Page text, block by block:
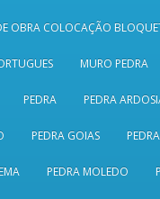
OBRA COLOCAÇÃO
MURO PEDRA
PEDRA PEDRA
PEDRA GOIAS
PEDRA MOLEDO